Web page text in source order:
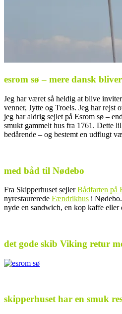
esrom sø – mere dansk
Jeg har været så heldig at blive
venner, Jytte og Troels. Jeg har rejst
jeg har aldrig sejlet på Esrom sø –
smukt gammelt hus fra 1761. Dette
bedårende – og bestemt en udflugt
med båd til Nødebo
Fra Skipperhuset sejlerBådfarten på
nyrestaurerede Fændrikhus i
nyde en sandwich, en kop kaffe eller
det gode skib Viking retur
skipperhuset har en smuk